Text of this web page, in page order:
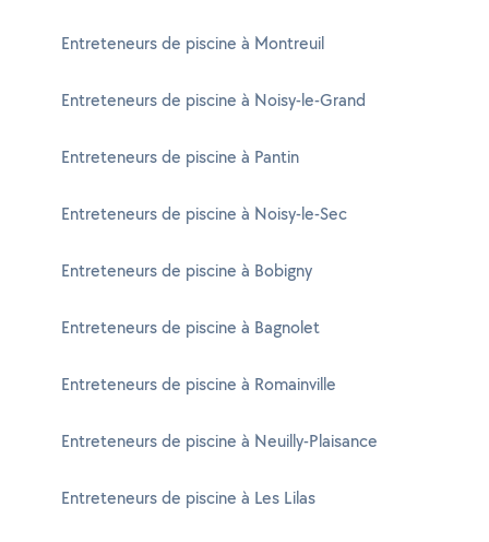
Entreteneurs de piscine à Montreuil
Entreteneurs de piscine à Noisy-le-Grand
Entreteneurs de piscine à Pantin
Entreteneurs de piscine à Noisy-le-Sec
Entreteneurs de piscine à Bobigny
Entreteneurs de piscine à Bagnolet
Entreteneurs de piscine à Romainville
Entreteneurs de piscine à Neuilly-Plaisance
Entreteneurs de piscine à Les Lilas